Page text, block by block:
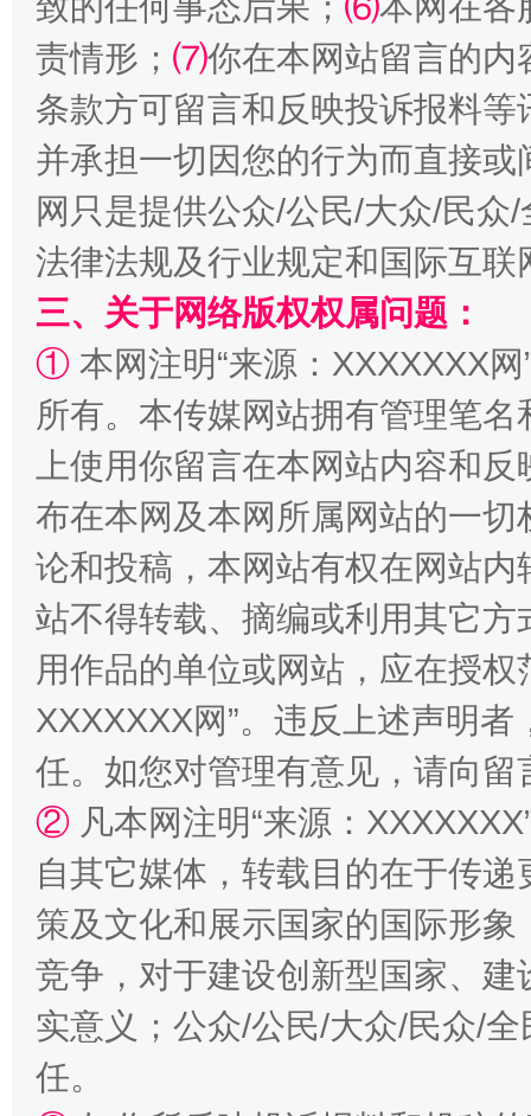
扯下公款旅游的“隐身衣” 如何以
“蜀中异人”王建安的艺术幻境
责情形； ⑺你在本网站留言的内
条款方可留言和反映投诉报料
并承担一切因您的行为而直接
网只是提供公众/公民/大众/民
法律法规及行业规定和国际互
三、关于网络版权权属问题：
① 本网注明“来源：XXXXXXX
所有。本传媒网站拥有管理笔
上使用你留言在本网站内容和
布在本网及本网所属网站的一
论和投稿，本网站有权在网站
站不得转载、摘编或利用其它
用作品的单位或网站，应在授
XXXXXXX网”。违反上述声明
任。如您对管理有意见，请向
② 凡本网注明“来源：
自其它媒体，转载目的在于传
策及文化和展示国家的国际形
竞争，对于建设创新型国家、
实意义；公众/公民/大众/民众/
任。